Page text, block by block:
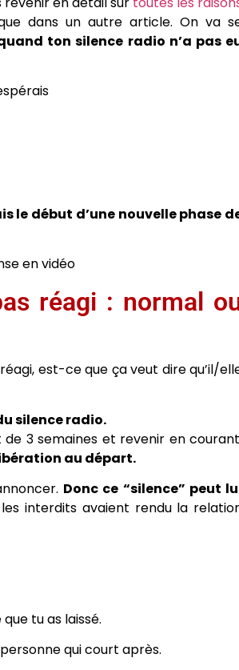
dans un autre article. On va
ton silence radio n’a pas
le début d’une nouvelle phase
en vidéo
réagi : normal
est-ce que ça veut dire qu’il/
silence radio.
3 semaines et revenir en
au départ.
Donc ce “silence” peut
interdits avaient rendu la
tu as laissé.
qui court après.